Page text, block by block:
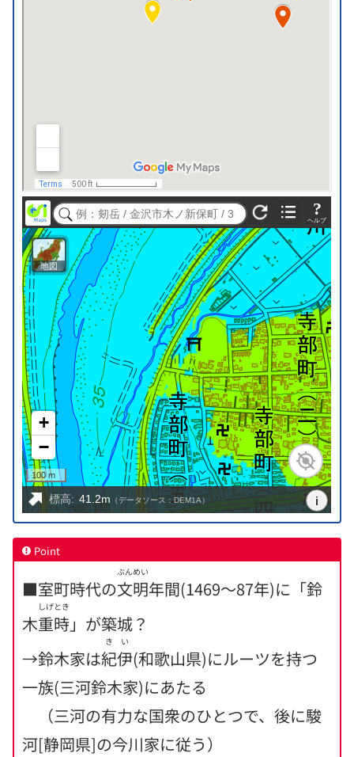
Point
■室町時代の文明
ぶんめい
年間(1469〜87年)に「鈴
木重時
しげとき
」が築城？
→鈴木家は紀伊
きい
(和歌山県)にルーツを持つ
一族(三河鈴木家)にあたる
（三河の有力な国衆のひとつで、後に駿
河[静岡県]の今川家に従う）